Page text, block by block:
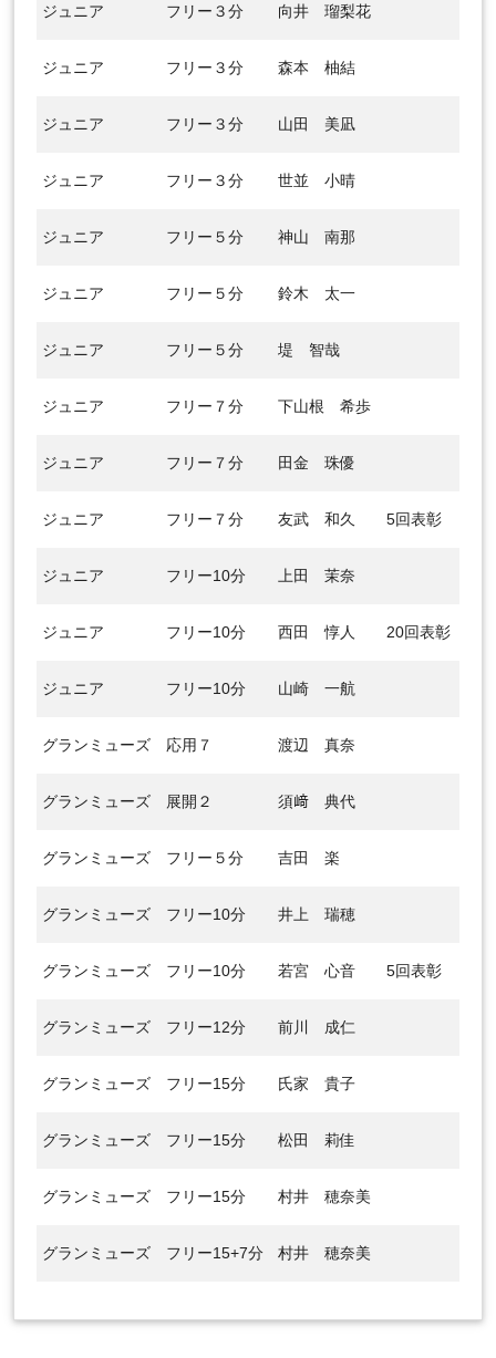
ジュニア フリー３分 向井 瑠梨花
ジュニア フリー３分 森本 柚結
ジュニア フリー３分 山田 美凪
ジュニア フリー３分 世並 小晴
ジュニア フリー５分 神山 南那
ジュニア フリー５分 鈴木 太一
ジュニア フリー５分 堤 智哉
ジュニア フリー７分 下山根 希歩
ジュニア フリー７分 田金 珠優
ジュニア フリー７分 友武 和久 5回表彰
ジュニア フリー10分 上田 茉奈
ジュニア フリー10分 西田 惇人 20回表彰
ジュニア フリー10分 山崎 一航
グランミューズ 応用７ 渡辺 真奈
グランミューズ 展開２ 須﨑 典代
グランミューズ フリー５分 吉田 楽
グランミューズ フリー10分 井上 瑞穂
グランミューズ フリー10分 若宮 心音 5回表彰
グランミューズ フリー12分 前川 成仁
グランミューズ フリー15分 氏家 貴子
グランミューズ フリー15分 松田 莉佳
グランミューズ フリー15分 村井 穂奈美
グランミューズ フリー15+7分 村井 穂奈美